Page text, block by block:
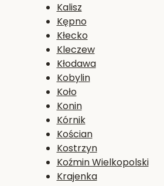
Kalisz
Kępno
Kłecko
Kleczew
Kłodawa
Kobylin
Koło
Konin
Kórnik
Kościan
Kostrzyn
Koźmin Wielkopolski
Krajenka